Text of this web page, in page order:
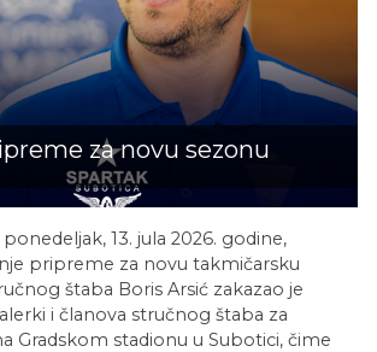
za novu sezonu
13. jula 2026. godine,
pripreme za novu takmičarsku
štaba Boris Arsić zakazao je
i članova stručnog štaba za
Gradskom stadionu u Subotici, čime